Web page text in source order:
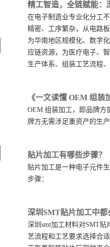
精工智造，全链赋能：
在电子制造业专业化分工
精密、工序繁杂，从电路
为华南地区规模化、数字
应链资源，为医疗电子、
生产体系、组装工艺流程
《一文读懂 OEM 组
OEM 组装加工，即品牌方
牌方无需涉足重资产的生
贴片加工有哪些步骤？
贴片加工是一种电子元件
步骤：
深圳SMT贴片加工中
深圳smt加工材料对SMT
艺流程和工艺要求选择合